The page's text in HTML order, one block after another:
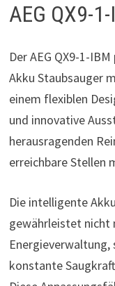
AEG QX9-
Der AEG QX9-1-
Akku Staubsauger
einem flexiblen
und innovative
herausragenden
erreichbare Stellen
Die intelligente
gewährleistet nicht
konstante